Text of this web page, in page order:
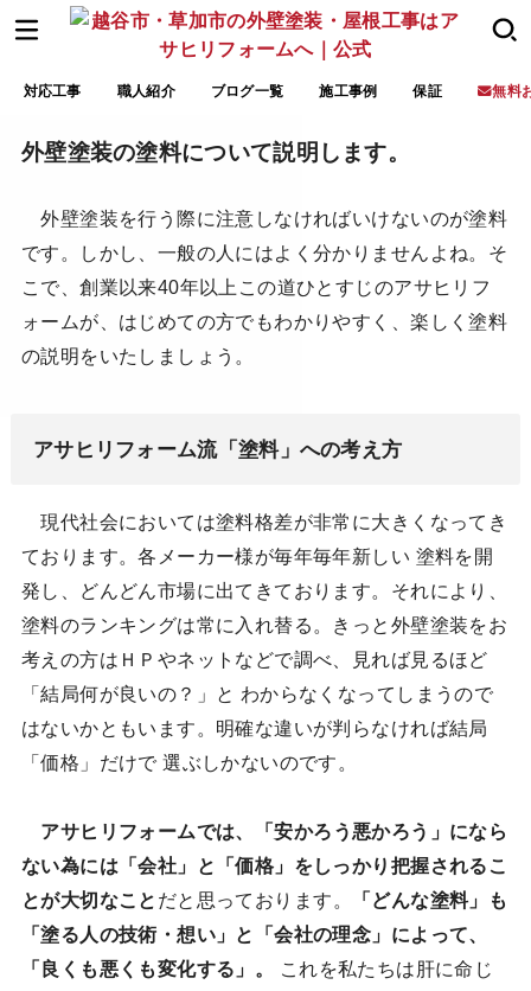
対応工事 職人紹介 ブログ一覧 施工事例 保証 無料
外壁塗装の塗料について説明します。
外壁塗装を行う際に注意しなければいけないのが塗料
です。しかし、一般の人にはよく分かりませんよね。そ
こで、創業以来40年以上この道ひとすじのアサヒリフ
ォームが、はじめての方でもわかりやすく、楽しく塗料
の説明をいたしましょう。
アサヒリフォーム流「塗料」への考え方
現代社会においては塗料格差が非常に大きくなってき
ております。各メーカー様が毎年毎年新しい 塗料を開
発し、どんどん市場に出てきております。それにより、
塗料のランキングは常に入れ替る。きっと外壁塗装をお
考えの方はＨＰやネットなどで調べ、見れば見るほど
「結局何が良いの？」と わからなくなってしまうので
はないかともいます。明確な違いが判らなければ結局
「価格」だけで 選ぶしかないのです。
アサヒリフォームでは、「安かろう悪かろう」になら
ない為には「会社」と「価格」をしっかり把握されるこ
とが大切なこと だと思っております。
「どんな塗料」も
「塗る人の技術・想い」と「会社の理念」によって、
「良くも悪くも変化する」。
これを私たちは肝に命じ